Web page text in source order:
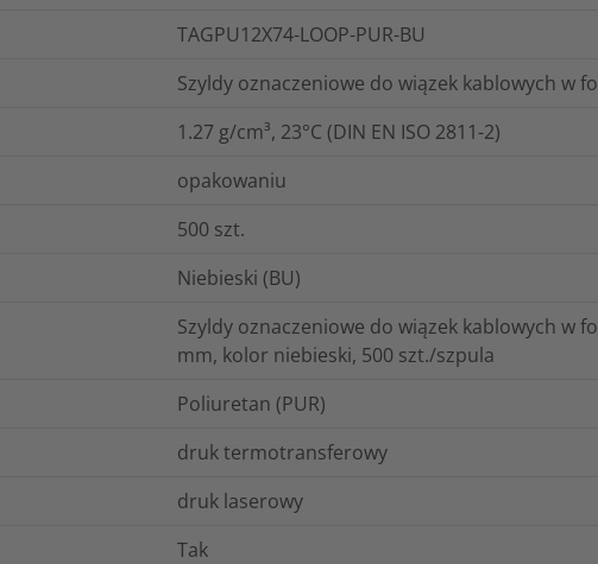
TAGPU12X74-LOOP-PUR-BU
Szyldy oznaczeniowe do wiązek kablowych w
1.27 g/cm³, 23°C (DIN EN ISO 2811-2)
opakowaniu
500 szt.
Niebieski (BU)
Szyldy oznaczeniowe do wiązek kablowych w
mm, kolor niebieski, 500 szt./szpula
Poliuretan (PUR)
druk termotransferowy
druk laserowy
Tak